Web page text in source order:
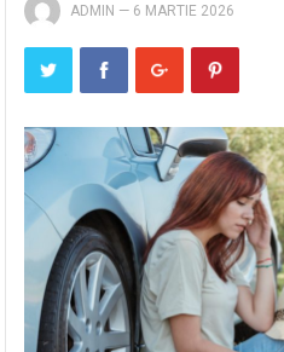
ADMIN — 6 MARTIE 2026